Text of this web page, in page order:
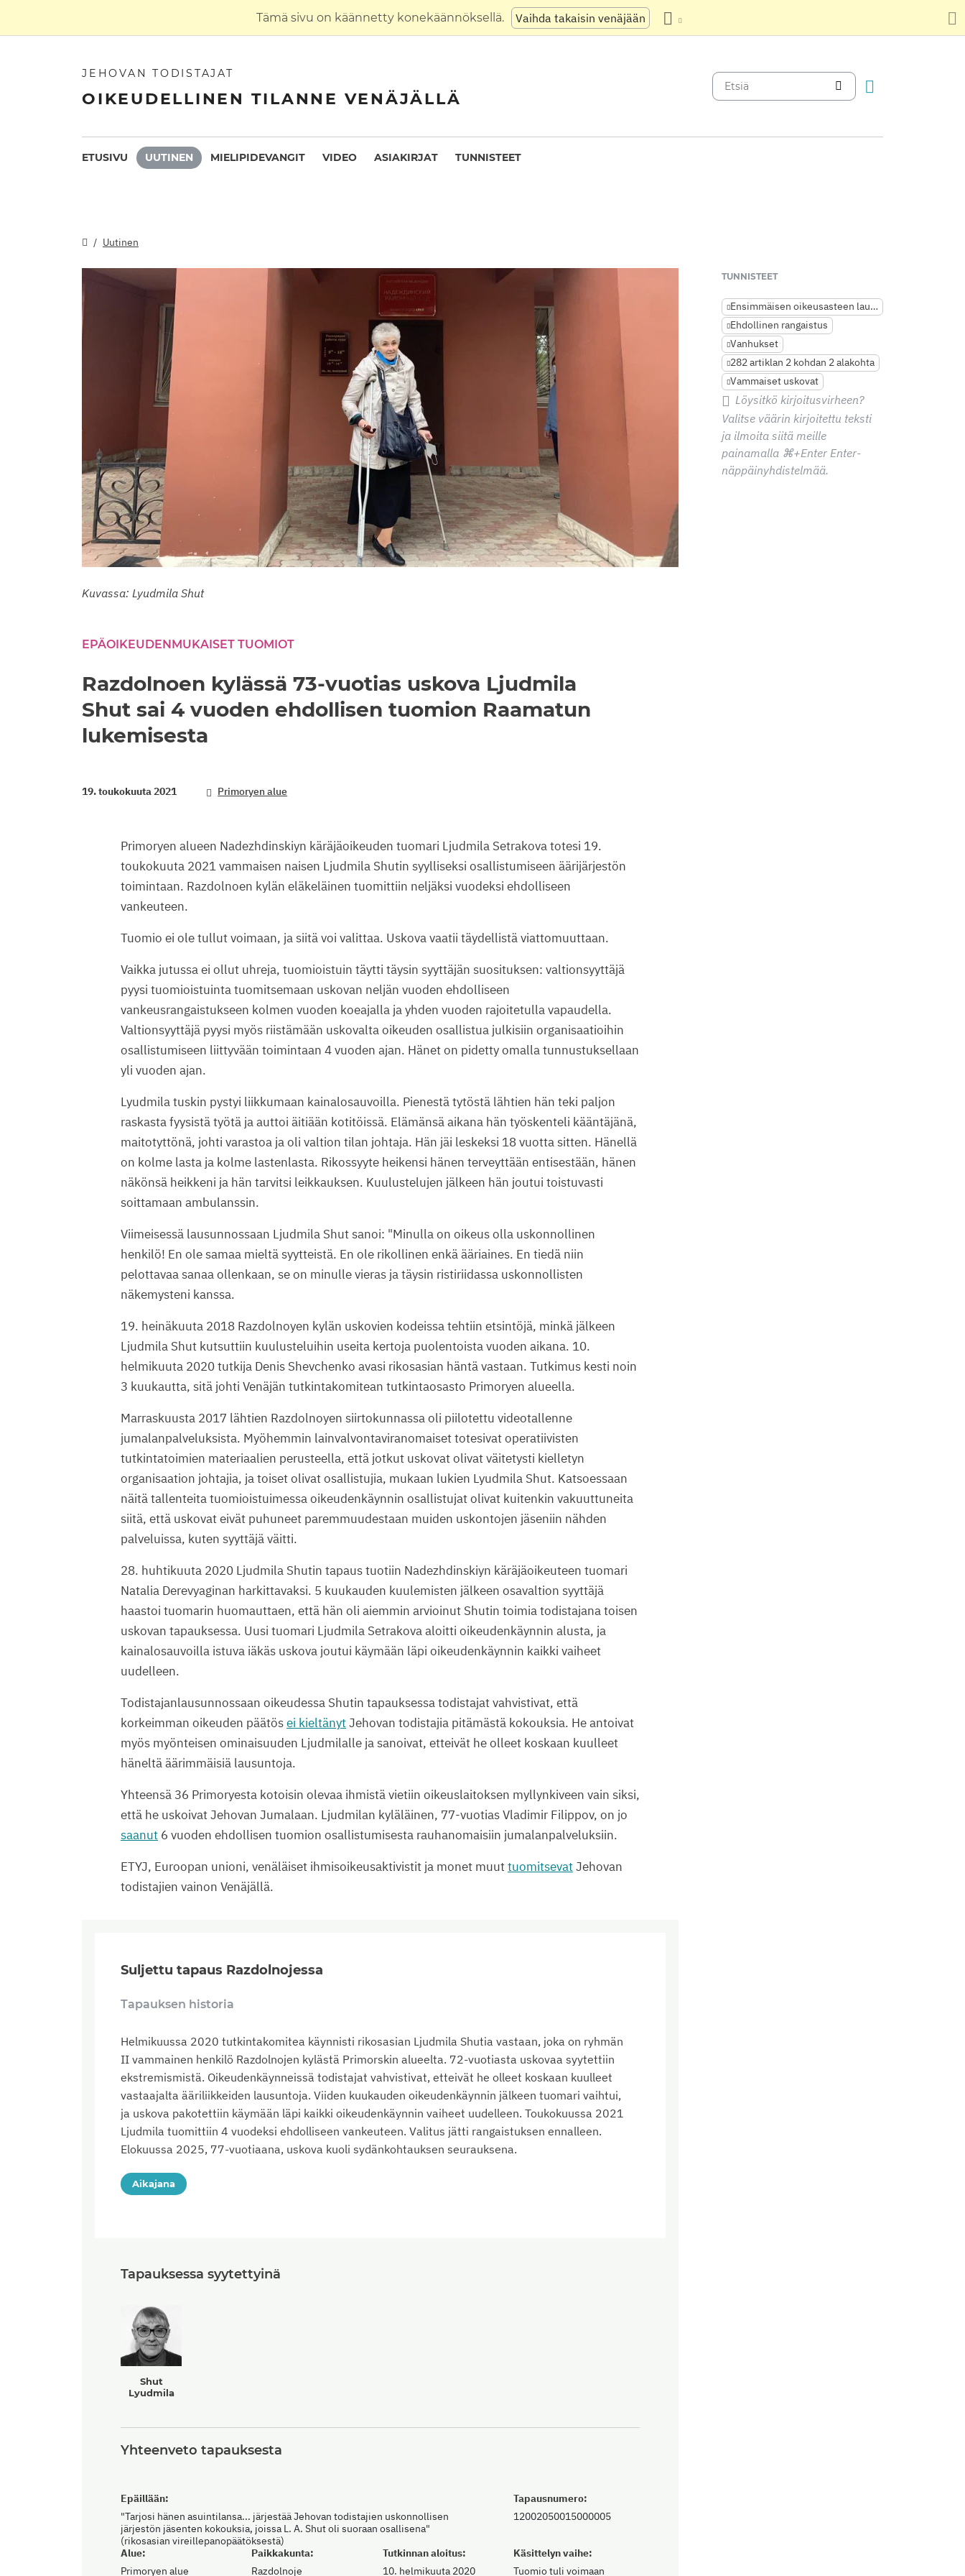
Tämä sivu on käännetty konekäännöksellä. Vaihda takaisin venäjään
JEHOVAN TODISTAJAT
OIKEUDELLINEN TILANNE VENÄJÄLLÄ
ETUSIVU UUTINEN MIELIPIDEVANGIT VIDEO ASIAKIRJAT TUNNISTEET
Uutinen
Kuvassa: Lyudmila Shut
EPÄOIKEUDENMUKAISET TUOMIOT
Razdolnoen kylässä 73-vuotias uskova Ljudmila
Shut sai 4 vuoden ehdollisen tuomion Raamatun
lukemisesta
19. toukokuuta 2021 Primoryen alue
Primoryen alueen Nadezhdinskiyn käräjäoikeuden tuomari Ljudmila Setrakova totesi 19.
toukokuuta 2021 vammaisen naisen Ljudmila Shutin syylliseksi osallistumiseen äärijärjestön
toimintaan. Razdolnoen kylän eläkeläinen tuomittiin neljäksi vuodeksi ehdolliseen
vankeuteen.
Tuomio ei ole tullut voimaan, ja siitä voi valittaa. Uskova vaatii täydellistä viattomuuttaan.
Vaikka jutussa ei ollut uhreja, tuomioistuin täytti täysin syyttäjän suosituksen: valtionsyyttäjä
pyysi tuomioistuinta tuomitsemaan uskovan neljän vuoden ehdolliseen
vankeusrangaistukseen kolmen vuoden koeajalla ja yhden vuoden rajoitetulla vapaudella.
Valtionsyyttäjä pyysi myös riistämään uskovalta oikeuden osallistua julkisiin organisaatioihin
osallistumiseen liittyvään toimintaan 4 vuoden ajan. Hänet on pidetty omalla tunnustuksellaan
yli vuoden ajan.
Lyudmila tuskin pystyi liikkumaan kainalosauvoilla. Pienestä tytöstä lähtien hän teki paljon
raskasta fyysistä työtä ja auttoi äitiään kotitöissä. Elämänsä aikana hän työskenteli kääntäjänä,
maitotyttönä, johti varastoa ja oli valtion tilan johtaja. Hän jäi leskeksi 18 vuotta sitten. Hänellä
on kolme lasta ja kolme lastenlasta. Rikossyyte heikensi hänen terveyttään entisestään, hänen
näkönsä heikkeni ja hän tarvitsi leikkauksen. Kuulustelujen jälkeen hän joutui toistuvasti
soittamaan ambulanssin.
Viimeisessä lausunnossaan Ljudmila Shut sanoi: "Minulla on oikeus olla uskonnollinen
henkilö! En ole samaa mieltä syytteistä. En ole rikollinen enkä ääriaines. En tiedä niin
pelottavaa sanaa ollenkaan, se on minulle vieras ja täysin ristiriidassa uskonnollisten
näkemysteni kanssa.
19. heinäkuuta 2018 Razdolnoyen kylän uskovien kodeissa tehtiin etsintöjä, minkä jälkeen
Ljudmila Shut kutsuttiin kuulusteluihin useita kertoja puolentoista vuoden aikana. 10.
helmikuuta 2020 tutkija Denis Shevchenko avasi rikosasian häntä vastaan. Tutkimus kesti noin
3 kuukautta, sitä johti Venäjän tutkintakomitean tutkintaosasto Primoryen alueella.
Marraskuusta 2017 lähtien Razdolnoyen siirtokunnassa oli piilotettu videotallenne
jumalanpalveluksista. Myöhemmin lainvalvontaviranomaiset totesivat operatiivisten
tutkintatoimien materiaalien perusteella, että jotkut uskovat olivat väitetysti kielletyn
organisaation johtajia, ja toiset olivat osallistujia, mukaan lukien Lyudmila Shut. Katsoessaan
näitä tallenteita tuomioistuimessa oikeudenkäynnin osallistujat olivat kuitenkin vakuuttuneita
siitä, että uskovat eivät puhuneet paremmuudestaan muiden uskontojen jäseniin nähden
palveluissa, kuten syyttäjä väitti.
28. huhtikuuta 2020 Ljudmila Shutin tapaus tuotiin Nadezhdinskiyn käräjäoikeuteen tuomari
Natalia Derevyaginan harkittavaksi. 5 kuukauden kuulemisten jälkeen osavaltion syyttäjä
haastoi tuomarin huomauttaen, että hän oli aiemmin arvioinut Shutin toimia todistajana toisen
uskovan tapauksessa. Uusi tuomari Ljudmila Setrakova aloitti oikeudenkäynnin alusta, ja
kainalosauvoilla istuva iäkäs uskova joutui käymään läpi oikeudenkäynnin kaikki vaiheet
uudelleen.
Todistajanlausunnossaan oikeudessa Shutin tapauksessa todistajat vahvistivat, että
korkeimman oikeuden päätösei kieltänytJehovan todistajia pitämästä kokouksia. He antoivat
myös myönteisen ominaisuuden Ljudmilalle ja sanoivat, etteivät he olleet koskaan kuulleet
häneltä äärimmäisiä lausuntoja.
Yhteensä 36 Primoryesta kotoisin olevaa ihmistä vietiin oikeuslaitoksen myllynkiveen vain siksi,
että he uskoivat Jehovan Jumalaan. Ljudmilan kyläläinen, 77-vuotias Vladimir Filippov, on jo
saanut 6 vuoden ehdollisen tuomion osallistumisesta rauhanomaisiin jumalanpalveluksiin.
ETYJ, Euroopan unioni, venäläiset ihmisoikeusaktivistit ja monet muuttuomitsevatJehovan
todistajien vainon Venäjällä.
TUNNISTEET
Ensimmäisen oikeusasteen lause
Ehdollinen rangaistus
Vanhukset
282 artiklan 2 kohdan 2 alakohta
Vammaiset uskovat
Löysitkö kirjoitusvirheen?
Valitse väärin kirjoitettu teksti
ja ilmoita siitä meille
painamalla ⌘+Enter Enter-
näppäinyhdistelmää.
Suljettu tapaus Razdolnojessa
Tapauksen historia
Helmikuussa 2020 tutkintakomitea käynnisti rikosasian Ljudmila Shutia vastaan, joka on ryhmän
II vammainen henkilö Razdolnojen kylästä Primorskin alueelta. 72-vuotiasta uskovaa syytettiin
ekstremismistä. Oikeudenkäynneissä todistajat vahvistivat, etteivät he olleet koskaan kuulleet
vastaajalta ääriliikkeiden lausuntoja. Viiden kuukauden oikeudenkäynnin jälkeen tuomari vaihtui,
ja uskova pakotettiin käymään läpi kaikki oikeudenkäynnin vaiheet uudelleen. Toukokuussa 2021
Ljudmila tuomittiin 4 vuodeksi ehdolliseen vankeuteen. Valitus jätti rangaistuksen ennalleen.
Elokuussa 2025, 77-vuotiaana, uskova kuoli sydänkohtauksen seurauksena.
Aikajana
Tapauksessa syytettyinä
Shut
Lyudmila
Yhteenveto tapauksesta
Alue:
Primoryen alue
Paikkakunta:
Razdolnoje
Epäillään:
"Tarjosi hänen asuintilansa... järjestää Jehovan todistajien uskonnollisen
järjestön jäsenten kokouksia, joissa L. A. Shut oli suoraan osallisena"
(rikosasian vireillepanopäätöksestä)
Tapausnumero:
12002050015000005
Tutkinnan aloitus:
10. helmikuuta 2020
Käsittelyn vaihe:
Tuomio tuli voimaan